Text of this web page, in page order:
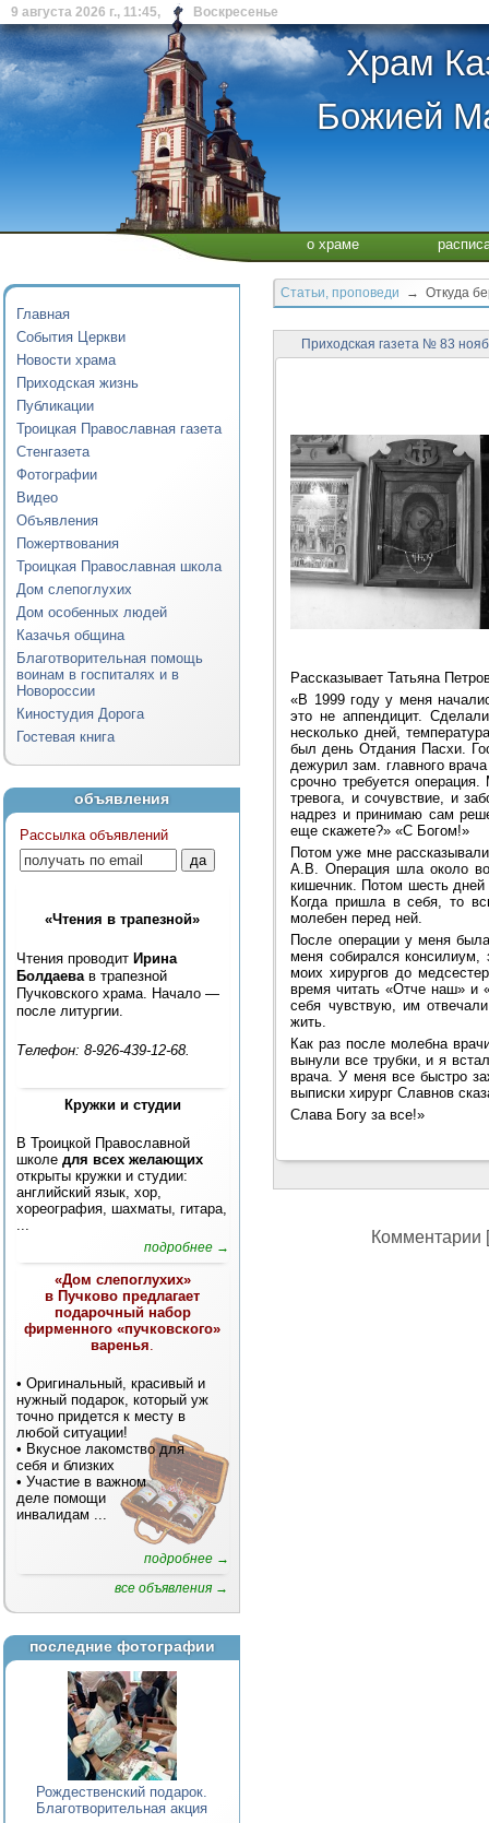
9 августа 2026 г., 11:45, Воскресенье
Храм
Божией
о храме
Главная
События Церкви
Новости храма
Приходская жизнь
Публикации
Троицкая Православная газета
Стенгазета
Фотографии
Видео
Объявления
Пожертвования
Троицкая Православная школа
Дом слепоглухих
Дом особенных людей
Казачья община
Благотворительная помощь
воинам в госпиталях и в
Новороссии
Киностудия Дорога
Гостевая книга
объявления
Рассылка объявлений
«Чтения в трапезной»
Чтения проводит Ирина
Болдаева в трапезной
Пучковского храма. Начало —
после литургии.
Телефон: 8-926-439-12-68.
Кружки и студии
В Троицкой Православной
школе для всех желающих
открыты кружки и студии:
английский язык, хор,
хореография, шахматы, гитара,
...
подробнее →
«Дом слепоглухих»
в Пучково предлагает
подарочный набор
фирменного «пучковского»
варенья.
• Оригинальный, красивый и
нужный подарок, который уж
точно придется к месту в
любой ситуации!
• Вкусное лакомство для
себя и близких
• Участие в важном
деле помощи
инвалидам ...
подробнее →
все объявления →
последние фотографии
Рождественский подарок.
Благотворительная акция
Статьи, проповеди → Откуда
Приходская газета № 83
Рассказывает Татьяна
«В 1999 году у меня
это не аппендицит.
несколько дней,
был день Отдания Пасхи.
дежурил зам. главного
срочно требуется
тревога, и сочувствие, и
надрез и принимаю сам
еще скажете?» «С Богом!»
Потом уже мне
А.В. Операция шла около
кишечник. Потом шесть дней
Когда пришла в себя, то
молебен перед ней.
После операции у меня
меня собирался
моих хирургов до
время читать «Отче наш» и
себя чувствую, им
жить.
Как раз после молебна
вынули все трубки, и я
врача. У меня все быстро
выписки хирург Славнов
Слава Богу за все!»
Комментарии